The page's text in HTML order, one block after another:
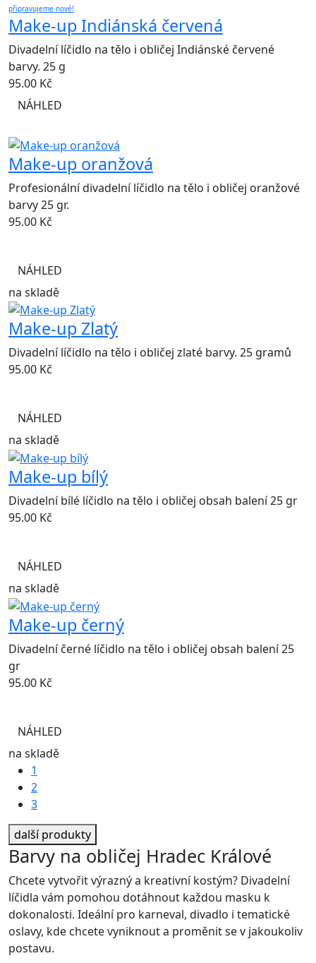
připravujeme nové!
Make-up Indiánská červená
Divadelní líčidlo na tělo i obličej Indiánské červené
barvy. 25 g
95.00 Kč
NÁHLED
Make-up oranžová
Profesionální divadelní líčidlo na tělo i obličej oranžové
barvy 25 gr.
95.00 Kč
NÁHLED
na skladě
Make-up Zlatý
Divadelní líčidlo na tělo i obličej zlaté barvy. 25 gramů
95.00 Kč
NÁHLED
na skladě
Make-up bílý
Divadelní bílé líčidlo na tělo i obličej obsah balení 25 gr
95.00 Kč
NÁHLED
na skladě
Make-up černý
Divadelní černé líčidlo na tělo i obličej obsah balení 25
gr
95.00 Kč
NÁHLED
na skladě
1
2
3
další produkty
Barvy na obličej Hradec Králové
Chcete vytvořit výrazný a kreativní kostým? Divadelní
líčidla vám pomohou dotáhnout každou masku k
dokonalosti. Ideální pro karneval, divadlo i tematické
oslavy, kde chcete vyniknout a proměnit se v jakoukoliv
postavu.